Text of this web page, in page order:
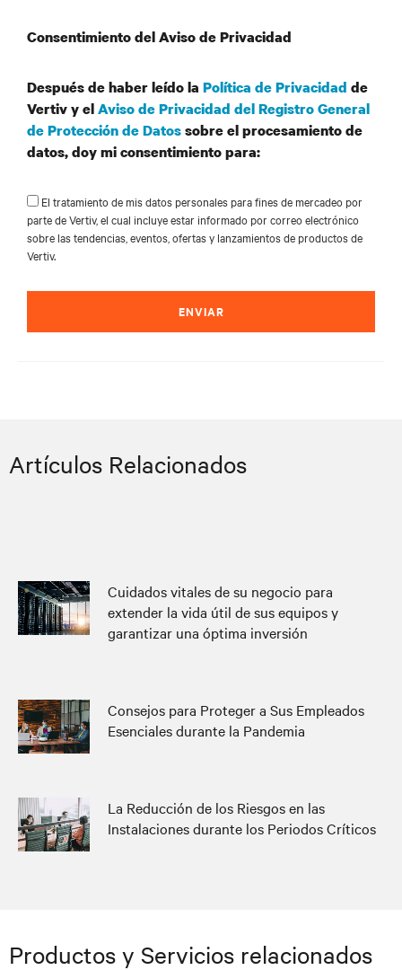
de Precisión
tratamiento de aire, enfriadores,
Control y
gestión de
Infraestructura
Todos los sistemas de monitoreo y
control remoto. Manejo de todos los
sistemas que estén contactados de
Espacio
y la seguridad física.
Salud
Conocimiento detallado de los
prácticas relacionados con el análisis
y mitigación de riesgos.
Consentimiento del Aviso de Privacidad
Después de haber leído la Política de Privacidad de
Vertiv y elAviso de Privacidad del Registro General
de Protección de Datossobre el procesamiento de
datos, doy mi consentimiento para:
El tratamiento de mis datos personales para fines de mercadeo por
parte de Vertiv, el cual incluye estar informado por correo electrónico
sobre las tendencias, eventos, ofertas y lanzamientos de productos de
Vertiv.
ENVIAR
Artículos Relacionados
Cuidados vitales de su negocio para
extender la vida útil de sus equipos y
garantizar una óptima inversión
Consejos para Proteger a Sus Empleados
Esenciales durante la Pandemia
La Reducción de los Riesgos en las
Instalaciones durante los Periodos Críticos
Productos y Servicios relacionados